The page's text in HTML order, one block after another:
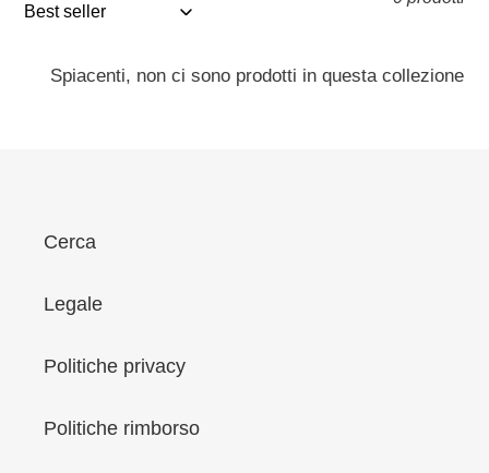
o
Spiacenti, non ci sono prodotti in questa collezione
Cerca
Legale
Politiche privacy
Politiche rimborso